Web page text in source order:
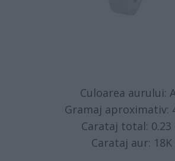
Culoarea aurului:
Gramaj aproximativ:
Carataj total: 0.23
Carataj aur: 18K